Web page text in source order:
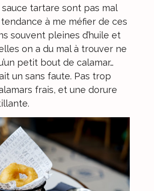
sauce tartare sont pas mal
tendance à me méfier de ces
souvent pleines d’huile et
on a du mal à trouver ne
petit bout de calamar…
un sans faute. Pas trop
frais, et une dorure